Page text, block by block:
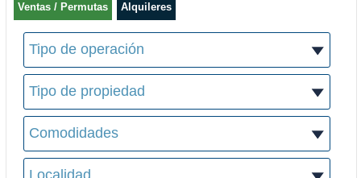
Ventas / Permutas Alquileres